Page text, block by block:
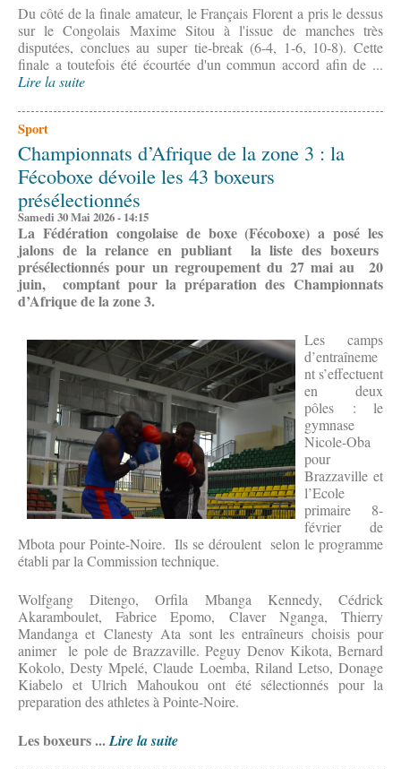
Du côté de la finale amateur, le Français Florent a pris le dessus
sur le Congolais Maxime Sitou à l'issue de manches très
disputées, conclues au super tie-break (6-4, 1-6, 10-8). Cette
finale a toutefois été écourtée d'un commun accord afin de ...
Lire la suite
Sport
Championnats d’Afrique de la zone 3 : la
Fécoboxe dévoile les 43 boxeurs
présélectionnés
Samedi 30 Mai 2026 - 14:15
La Fédération congolaise de boxe (Fécoboxe) a posé les
jalons de la relance en publiant la liste des boxeurs
présélectionnés pour un regroupement du 27 mai au 20
juin, comptant pour la préparation des Championnats
d’Afrique de la zone 3.
Les camps
d’entraîneme
nt s’effectuent
en deux
pôles : le
gymnase
Nicole-Oba
pour
Brazzaville et
l’Ecole
primaire 8-
février de
Mbota pour Pointe-Noire. Ils se déroulent selon le programme
établi par la Commission technique.
Wolfgang Ditengo, Orfila Mbanga Kennedy, Cédrick
Akaramboulet, Fabrice Epomo, Claver Nganga, Thierry
Mandanga et Clanesty Ata sont les entraîneurs choisis pour
animer le pole de Brazzaville. Peguy Denov Kikota, Bernard
Kokolo, Desty Mpelé, Claude Loemba, Riland Letso, Donage
Kiabelo et Ulrich Mahoukou ont été sélectionnés pour la
preparation des athletes à Pointe-Noire.
Les boxeurs ...Lire la suite